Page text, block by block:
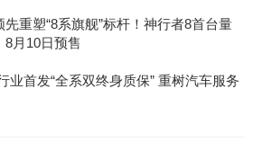
先重塑“8系旗舰”标杆！神行者8首台量
8月10日预售
业首发“全系双终身质保” 重树汽车服务